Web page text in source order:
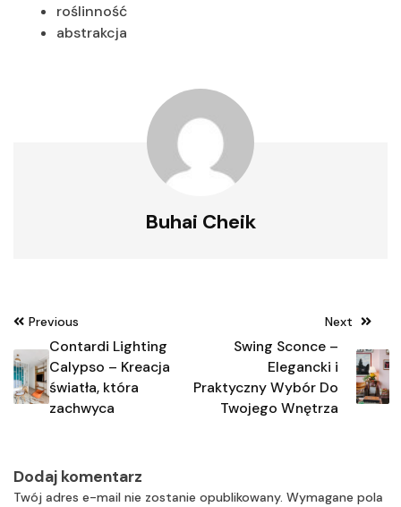
roślinność
abstrakcja
Buhai Cheik
Nawigacja
Previous
Contardi Lighting
Calypso – Kreacja
światła, która
zachwyca
Next
Swing Sconce –
Elegancki i
Praktyczny Wybór Do
Twojego Wnętrza
Dodaj komentarz
Twój adres e-mail nie zostanie opublikowany. Wymagane pola